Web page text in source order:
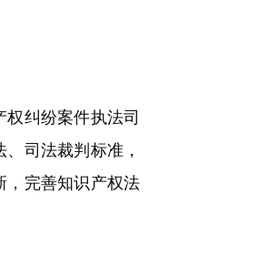
纠纷案件执法司
司法裁判标准，
，完善知识产权法